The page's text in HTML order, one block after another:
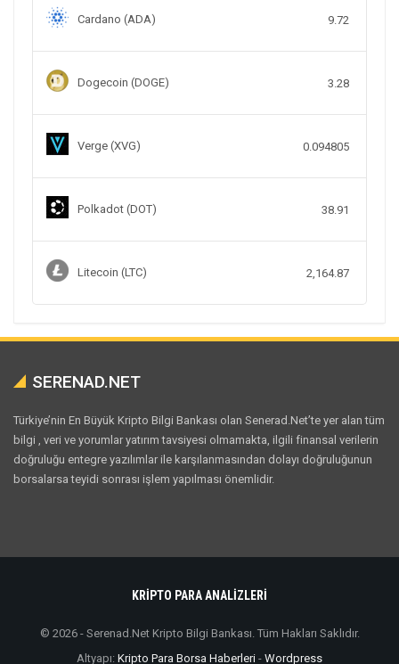
Cardano (ADA) 9.72
Dogecoin (DOGE) 3.28
Verge (XVG) 0.094805
Polkadot (DOT) 38.91
Litecoin (LTC) 2,164.87
SERENAD.NET
Türkiye’nin En Büyük Kripto Bilgi Bankası olan Senerad.Net’te yer alan tüm
bilgi , veri ve yorumlar yatırım tavsiyesi olmamakta, ilgili finansal verilerin
doğruluğu entegre yazılımlar ile karşılanmasından dolayı doğruluğunun
borsalarsa teyidi sonrası işlem yapılması önemlidir.
KRİPTO PARA ANALİZLERİ
© 2026 - Serenad.Net Kripto Bilgi Bankası. Tüm Hakları Saklıdır.
Altyapı: Kripto Para Borsa Haberleri - Wordpress